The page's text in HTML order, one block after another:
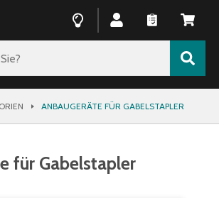
ANBAUGERÄTE FÜR GABELSTAPLER
für Gabelstapler